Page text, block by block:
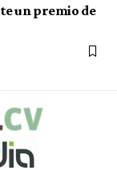
un premio de